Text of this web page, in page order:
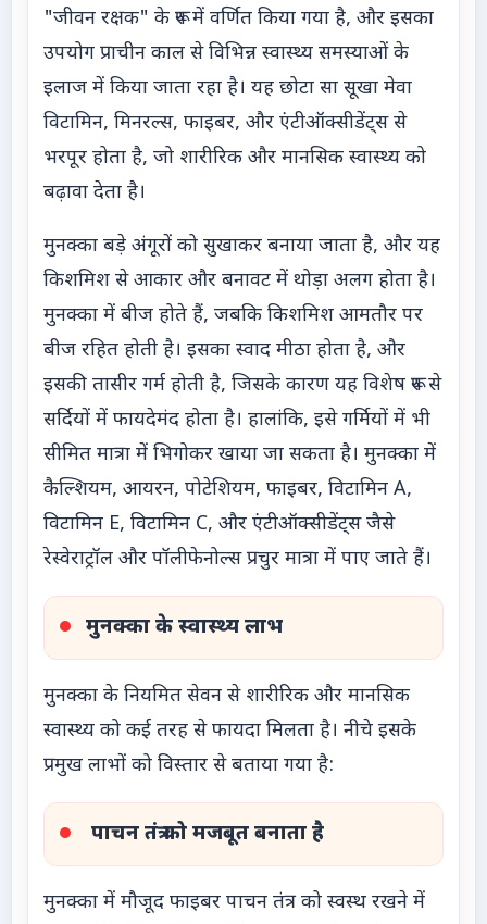
"जीवन रक्षक" के रूप में वर्णित किया गया है, और इसका
उपयोग प्राचीन काल से विभिन्न स्वास्थ्य समस्याओं के
इलाज में किया जाता रहा है। यह छोटा सा सूखा मेवा
विटामिन, मिनरल्स, फाइबर, और एंटीऑक्सीडेंट्स से
भरपूर होता है, जो शारीरिक और मानसिक स्वास्थ्य को
बढ़ावा देता है।
मुनक्का बड़े अंगूरों को सुखाकर बनाया जाता है, और यह
किशमिश से आकार और बनावट में थोड़ा अलग होता है।
मुनक्का में बीज होते हैं, जबकि किशमिश आमतौर पर
बीज रहित होती है। इसका स्वाद मीठा होता है, और
इसकी तासीर गर्म होती है, जिसके कारण यह विशेष रूप से
सर्दियों में फायदेमंद होता है। हालांकि, इसे गर्मियों में भी
सीमित मात्रा में भिगोकर खाया जा सकता है। मुनक्का में
कैल्शियम, आयरन, पोटेशियम, फाइबर, विटामिन A,
विटामिन E, विटामिन C, और एंटीऑक्सीडेंट्स जैसे
रेस्वेराट्रॉल और पॉलीफेनोल्स प्रचुर मात्रा में पाए जाते हैं।
मुनक्का के स्वास्थ्य लाभ
मुनक्का के नियमित सेवन से शारीरिक और मानसिक
स्वास्थ्य को कई तरह से फायदा मिलता है। नीचे इसके
प्रमुख लाभों को विस्तार से बताया गया है:
पाचन तंत्र को मजबूत बनाता है
मुनक्का में मौजूद फाइबर पाचन तंत्र को स्वस्थ रखने में